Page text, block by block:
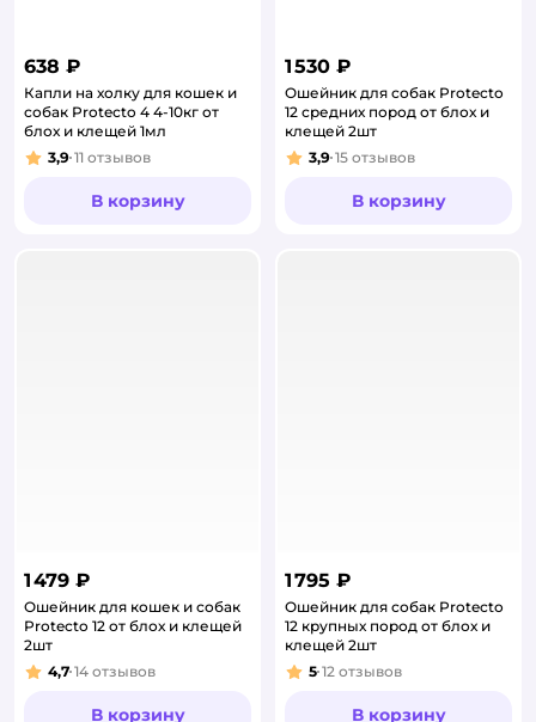
638 ₽
Капли на холку для кошек и
собак Protecto 4 4-10кг от
блох и клещей 1мл
Рейтинг:
3,9 11 отзывов
В корзину
1 530 ₽
Ошейник для собак Protecto
12 средних пород от блох и
клещей 2шт
Рейтинг:
3,9 15 отзывов
В корзину
1 479 ₽
Ошейник для кошек и собак
Protecto 12 от блох и клещей
2шт
Рейтинг:
4,7 14 отзывов
В корзину
1 795 ₽
Ошейник для собак Protecto
12 крупных пород от блох и
клещей 2шт
Рейтинг:
5 12 отзывов
В корзину